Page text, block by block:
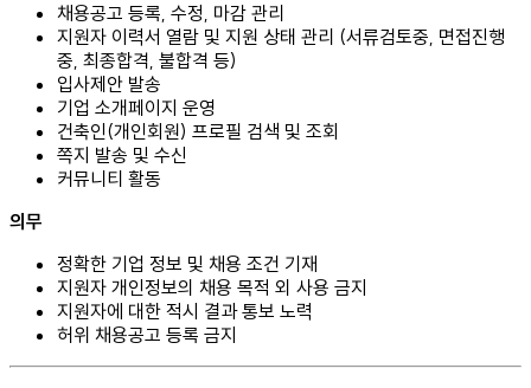
채용공고 등록, 수정, 마감 관리
지원자 이력서 열람 및 지원 상태 관리 (서류검토중, 면접진행
중, 최종합격, 불합격 등)
입사제안 발송
기업 소개페이지 운영
건축인(개인회원) 프로필 검색 및 조회
쪽지 발송 및 수신
커뮤니티 활동
의무
정확한 기업 정보 및 채용 조건 기재
지원자 개인정보의 채용 목적 외 사용 금지
지원자에 대한 적시 결과 통보 노력
허위 채용공고 등록 금지